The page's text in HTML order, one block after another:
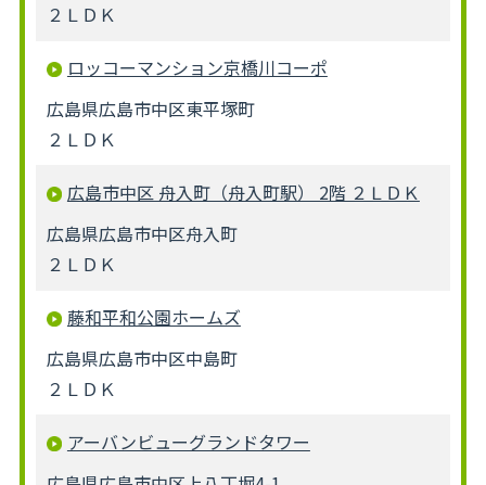
２ＬＤＫ
ロッコーマンション京橋川コーポ
広島県広島市中区東平塚町
２ＬＤＫ
広島市中区 舟入町（舟入町駅） 2階 ２ＬＤＫ
広島県広島市中区舟入町
２ＬＤＫ
藤和平和公園ホームズ
広島県広島市中区中島町
２ＬＤＫ
アーバンビューグランドタワー